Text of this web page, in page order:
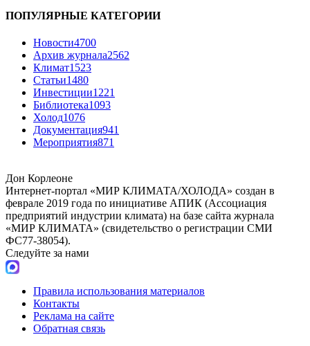
ПОПУЛЯРНЫЕ КАТЕГОРИИ
Новости4700
Архив журнала2562
Климат1523
Статьи1480
Инвестиции1221
Библиотека1093
Холод1076
Документация941
Мероприятия871
Дон Корлеоне
Интернет-портал «МИР КЛИМАТА/ХОЛОДА» создан в
феврале 2019 года по инициативе АПИК (Ассоциация
предприятий индустрии климата) на базе сайта журнала
«МИР КЛИМАТА» (свидетельство о регистрации СМИ
ФС77-38054).
Следуйте за нами
Правила использования материалов
Контакты
Реклама на сайте
Обратная связь